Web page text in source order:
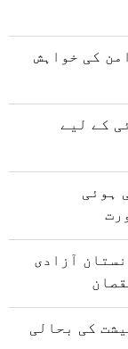
کی خواہش
کے لیے
ہوئی
آزادی
کی بحالی